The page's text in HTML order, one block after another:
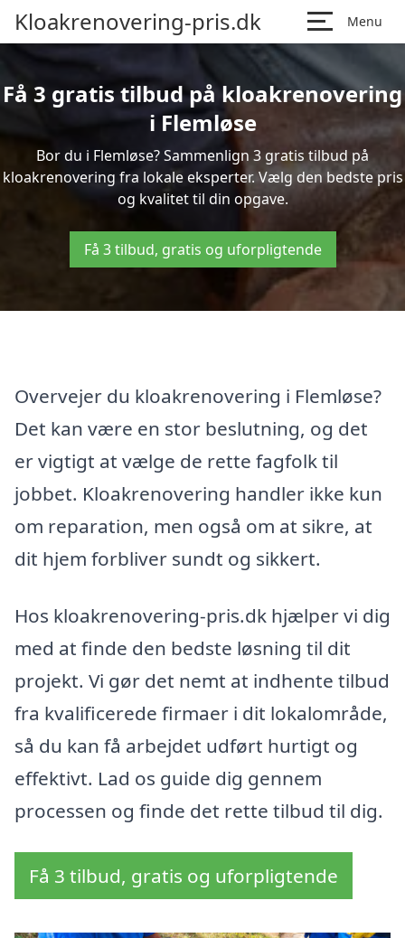
Kloakrenovering-pris.dk Menu
Få 3 gratis tilbud på kloakrenovering
i Flemløse
Bor du i Flemløse? Sammenlign 3 gratis tilbud på
kloakrenovering fra lokale eksperter. Vælg den bedste pris
og kvalitet til din opgave.
Få 3 tilbud, gratis og uforpligtende
Overvejer du kloakrenovering i Flemløse?
Det kan være en stor beslutning, og det
er vigtigt at vælge de rette fagfolk til
jobbet. Kloakrenovering handler ikke kun
om reparation, men også om at sikre, at
dit hjem forbliver sundt og sikkert.
Hos kloakrenovering-pris.dk hjælper vi dig
med at finde den bedste løsning til dit
projekt. Vi gør det nemt at indhente tilbud
fra kvalificerede firmaer i dit lokalområde,
så du kan få arbejdet udført hurtigt og
effektivt. Lad os guide dig gennem
processen og finde det rette tilbud til dig.
Få 3 tilbud, gratis og uforpligtende